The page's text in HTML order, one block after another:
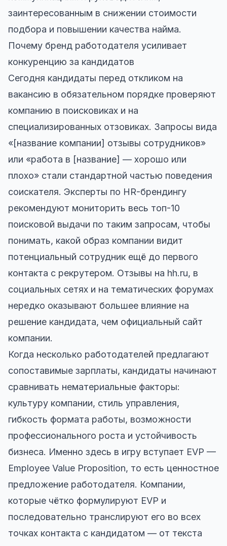
заинтересованным в снижении стоимости
подбора и повышении качества найма.
Почему бренд работодателя усиливает
конкуренцию за кандидатов
Сегодня кандидаты перед откликом на
вакансию в обязательном порядке проверяют
компанию в поисковиках и на
специализированных отзовиках. Запросы вида
«[название компании] отзывы сотрудников»
или «работа в [название] — хорошо или
плохо» стали стандартной частью поведения
соискателя. Эксперты по HR-брендингу
рекомендуют мониторить весь топ-10
поисковой выдачи по таким запросам, чтобы
понимать, какой образ компании видит
потенциальный сотрудник ещё до первого
контакта с рекрутером. Отзывы на hh.ru, в
социальных сетях и на тематических форумах
нередко оказывают большее влияние на
решение кандидата, чем официальный сайт
компании.
Когда несколько работодателей предлагают
сопоставимые зарплаты, кандидаты начинают
сравнивать нематериальные факторы:
культуру компании, стиль управления,
гибкость формата работы, возможности
профессионального роста и устойчивость
бизнеса. Именно здесь в игру вступает EVP —
Employee Value Proposition, то есть ценностное
предложение работодателя. Компании,
которые чётко формулируют EVP и
последовательно транслируют его во всех
точках контакта с кандидатом — от текста